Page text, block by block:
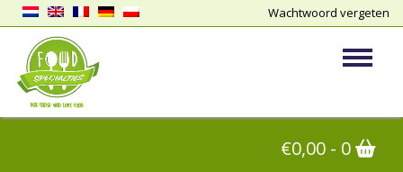
Wachtwoord vergeten
€0,00- 0